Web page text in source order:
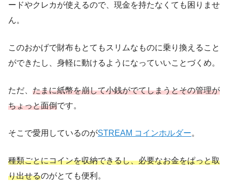
ードやクレカが使えるので、現金を持たなくても困りませ
ん。
このおかげで財布もとてもスリムなものに乗り換えること
ができたし、身軽に動けるようになっていいことづくめ。
ただ、 たまに紙幣を崩して小銭がでてしまうとその管理が
ちょっと面倒です。
そこで愛用しているのがSTREAM コインホルダー。
種類ごとにコインを収納できるし、必要なお金をぱっと取
り出せるのがとても便利。